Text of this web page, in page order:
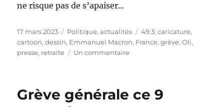
ne risque pas de s’apaiser…
Publié
le
17 mars 2023 Catégories
Politique, actualités Étiquettes
49.3,caricature,
cartoon,dessin, Emmanuel Macron, France,grève,Oli,
presse, retraite Un commentairesur
force
Grève générale ce 9